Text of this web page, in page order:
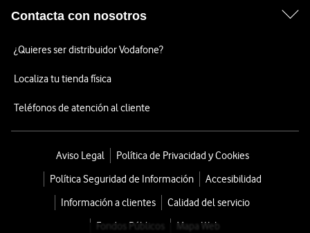
Contacta con nosotros
¿Quieres ser distribuidor Vodafone?
Localiza tu tienda física
Teléfonos de atención al cliente
Aviso Legal
Política de Privacidad y Cookies
Política Seguridad de Información
Accesibilidad
Información a clientes
Calidad del servicio
Fondos Públicos
Mapa Web